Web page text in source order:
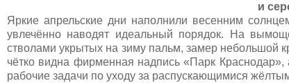
и
Яркие апрельские дни наполнили весенним
увлечённо наводят идеальный порядок. На
стволами укрытых на зиму пальм, замер небольшой
чётко видна фирменная надпись «Парк
рабочие задачи по уходу за распускающимися